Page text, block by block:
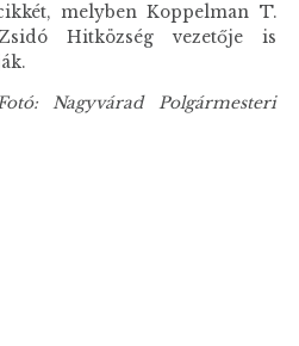
melyben Koppelman T.
Hitközség vezetője is
Nagyvárad Polgármesteri